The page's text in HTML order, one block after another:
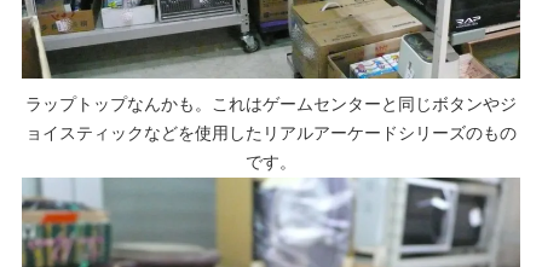
ラップトップなんかも。これはゲームセンターと同じボタンやジ
ョイスティックなどを使用したリアルアーケードシリーズのもの
です。